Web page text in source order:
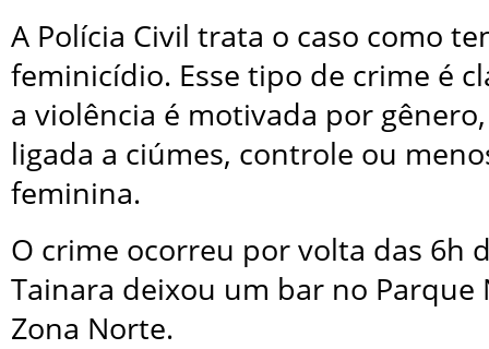
A Polícia Civil trata o caso como
feminicídio. Esse tipo de crime é
a violência é motivada por
ligada a ciúmes, controle ou
feminina.
O crime ocorreu por volta das 6h
Tainara deixou um bar no Parque
Zona Norte.